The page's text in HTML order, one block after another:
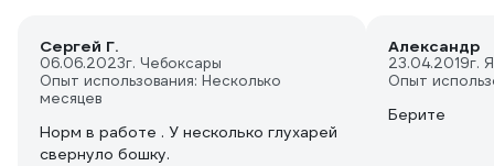
Сергей Г.
06.06.2023г. Чебоксары
Опыт использования: Несколько
месяцев
Норм в работе . У несколько глухарей
свернуло бошку.
Александр
23.04.2019г.
Опыт
Берите